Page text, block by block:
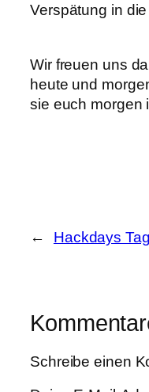
Verspätung in
Wir freuen uns
heute und
sie euch morgen
← Hackdays
Schreibe einen